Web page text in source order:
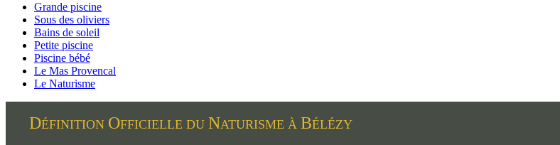
Grande piscine
Sous des oliviers
Bains de soleil
Petite piscine
Piscine bébé
Le Mas Provencal
Le Naturisme
DÉFINITION OFFICIELLE DU NATURISME À BÉLÉZY